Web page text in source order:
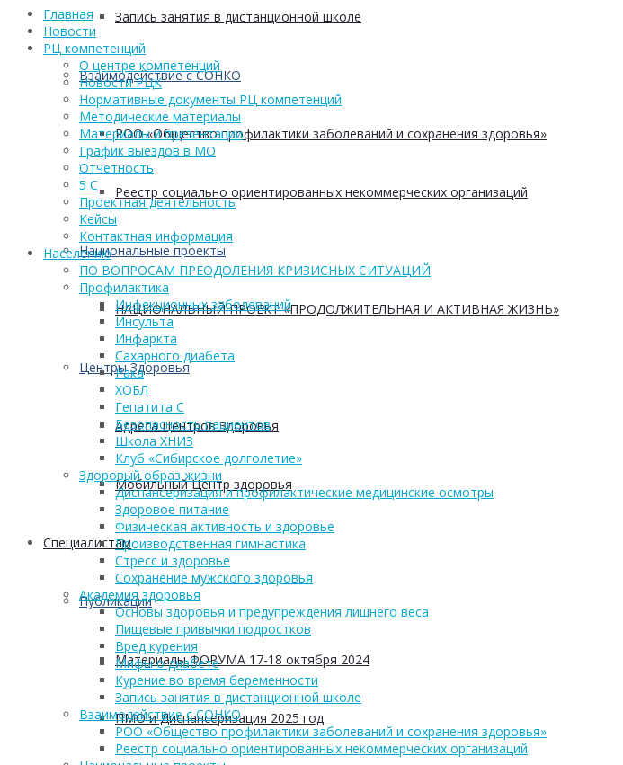
Запись занятия в дистанционной школе
Взаимодействие с СОНКО
РОО «Общество профилактики заболеваний и сохранения здоровья»
Реестр социально ориентированных некоммерческих организаций
Национальные проекты
НАЦИОНАЛЬНЫЙ ПРОЕКТ «ПРОДОЛЖИТЕЛЬНАЯ И АКТИВНАЯ ЖИЗНЬ»
Центры Здоровья
Адреса Центров Здоровья
Мобильный Центр здоровья
Cпециалистам
Публикации
Материалы ФОРУМА 17-18 октября 2024
ПМО и Диспансеризация 2025 год
Главная
Новости
РЦ компетенций
О центре компетенций
Новости РЦК
Нормативные документы РЦ компетенций
Методические материалы
Материалы и презентации
График выездов в МО
Отчетность
5 С
Проектная деятельность
Кейсы
Контактная информация
Населению
ПО ВОПРОСАМ ПРЕОДОЛЕНИЯ КРИЗИСНЫХ СИТУАЦИЙ
Профилактика
Инфекционных заболеваний
Инсульта
Инфаркта
Сахарного диабета
Рака
ХОБЛ
Гепатита С
Безопасность пациентов
Школа ХНИЗ
Клуб «Сибирское долголетие»
Здоровый образ жизни
Диспансеризация и профилактические медицинские осмотры
Здоровое питание
Физическая активность и здоровье
Производственная гимнастика
Стресс и здоровье
Сохранение мужского здоровья
Академия здоровья
Основы здоровья и предупреждения лишнего веса
Пищевые привычки подростков
Вред курения
Мифы о диабете
Курение во время беременности
Запись занятия в дистанционной школе
Взаимодействие с СОНКО
РОО «Общество профилактики заболеваний и сохранения здоровья»
Реестр социально ориентированных некоммерческих организаций